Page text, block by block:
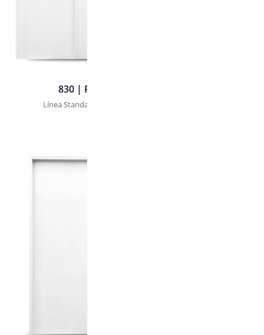
830 | Portón - 3 Hojas
Línea Standard | SKU. 830 | SKU. 830